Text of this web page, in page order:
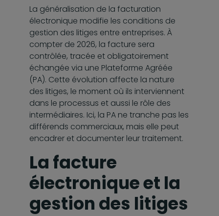
La généralisation de la facturation
électronique modifie les conditions de
gestion des litiges entre entreprises. À
compter de 2026, la facture sera
contrôlée, tracée et obligatoirement
échangée via une Plateforme Agréée
(PA). Cette évolution affecte la nature
des litiges, le moment où ils interviennent
dans le processus et aussi le rôle des
intermédiaires. Ici, la PA ne tranche pas les
différends commerciaux, mais elle peut
encadrer et documenter leur traitement.
La facture
électronique et la
gestion des litiges